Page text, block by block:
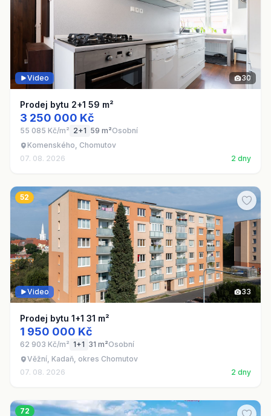
30
Video
Prodej bytu 2+1 59 m²
3 250 000 Kč
55 085 Kč/m² 2+1 59 m²Osobní
Komenského, Chomutov
07. 08. 2026
2 dny
52
33
Video
Prodej bytu 1+1 31 m²
1 950 000 Kč
62 903 Kč/m² 1+1 31 m²Osobní
Věžní, Kadaň, okres Chomutov
07. 08. 2026
2 dny
72